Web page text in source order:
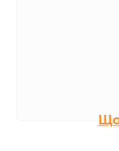
Собачий корм в
Собачий корм в
Собачий корм в